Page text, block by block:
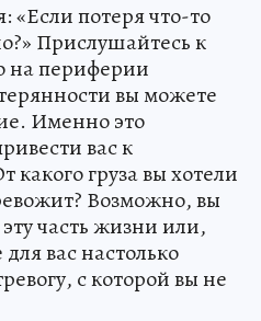
«Если потеря что-то
Прислушайтесь к
на периферии
вы можете
Именно это
вас к
какого груза вы хотели
Возможно, вы
часть жизни или,
вас настолько
с которой вы не